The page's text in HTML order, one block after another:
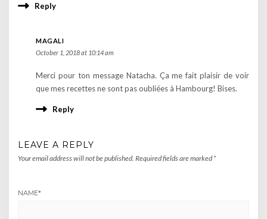
Reply
MAGALI
October 1, 2018 at 10:14 am
Merci pour ton message Natacha. Ça me fait plaisir de voir
que mes recettes ne sont pas oubliées à Hambourg! Bises.
Reply
LEAVE A REPLY
Your email address will not be published. Required fields are marked *
NAME*